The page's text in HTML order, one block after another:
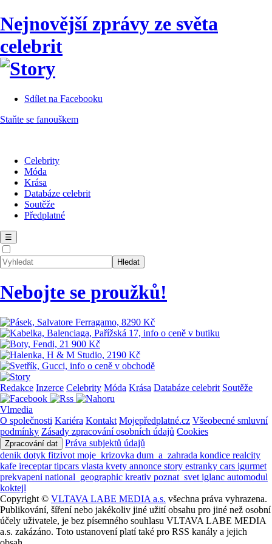
Nejnovější zprávy ze světa
celebrit
Sdílet na Facebooku
Staňte se fanouškem
Celebrity
Móda
Krása
Databáze celebrit
Soutěže
Předplatné
☰
Nebojte se proužků!
Redakce Inzerce Celebrity Móda Krása Databáze celebrit Soutěže
Vlmedia
O společnosti Kariéra Kontakt Mojepředplatné.cz Všeobecné smluvní
podmínky Zásady zpracování osobních údajů Cookies
Zpracování dat
Práva subjektů údajů
denik dotyk fitzivot moje_krizovka dum_a_zahrada kondice realcity
kafe ireceptartipcars vlasta kvety annonce story estranky cars igurmet
prekvapeni national_geographic kreativ poznat_svet iglanc automodul
koktejl
Copyright © VLTAVA LABE MEDIA a.s. všechna práva vyhrazena.
Publikování, šíření nebo jakékoliv jiné užití obsahu pro jiné než osobní
účely uživatele, je bez písemného souhlasu VLTAVA LABE MEDIA
a.s. zakázáno. Toto ustanovení platí také pro RSS kanály a jejich